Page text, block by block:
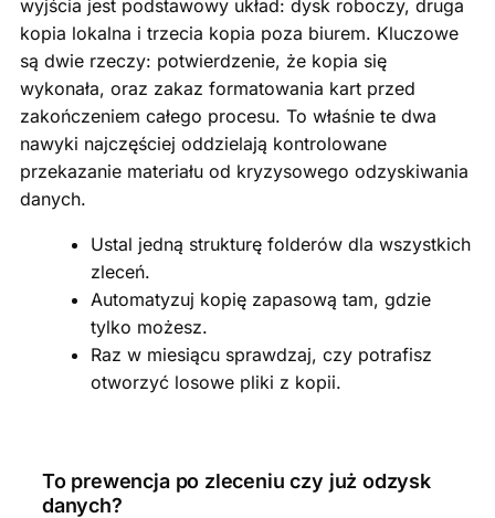
wyjścia jest podstawowy układ: dysk roboczy, druga
kopia lokalna i trzecia kopia poza biurem. Kluczowe
są dwie rzeczy: potwierdzenie, że kopia się
wykonała, oraz zakaz formatowania kart przed
zakończeniem całego procesu. To właśnie te dwa
nawyki najczęściej oddzielają kontrolowane
przekazanie materiału od kryzysowego odzyskiwania
danych.
Ustal jedną strukturę folderów dla wszystkich
zleceń.
Automatyzuj kopię zapasową tam, gdzie
tylko możesz.
Raz w miesiącu sprawdzaj, czy potrafisz
otworzyć losowe pliki z kopii.
To prewencja po zleceniu czy już odzysk
danych?